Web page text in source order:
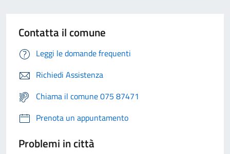
Contatta il comune
Leggi le domande frequenti
Richiedi Assistenza
Chiama il comune 075 87471
Prenota un appuntamento
Problemi in città